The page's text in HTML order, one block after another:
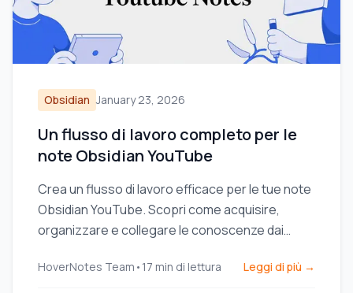
Obsidian January 23, 2026
Un flusso di lavoro completo per le
note Obsidian YouTube
Crea un flusso di lavoro efficace per le tue note
Obsidian YouTube. Scopri come acquisire,
organizzare e collegare le conoscenze dai
HoverNotes Team • 17 min di lettura Leggi di più →